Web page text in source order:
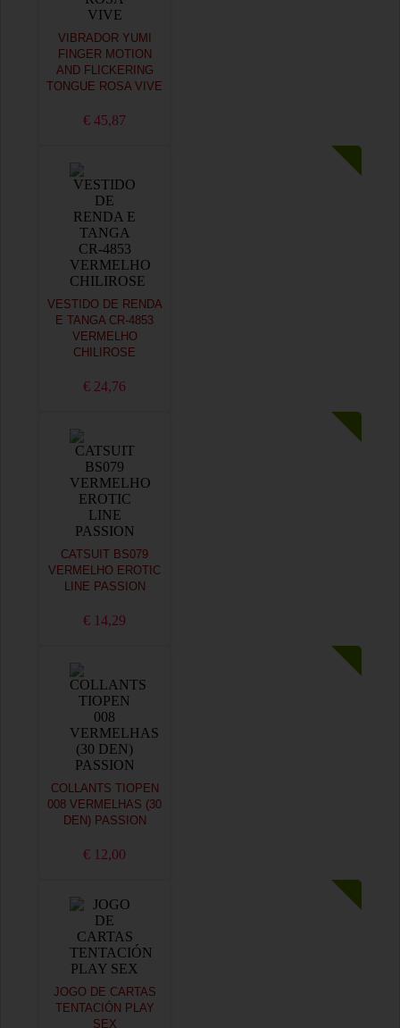
VIBRADOR YUMI
FINGER MOTION
AND FLICKERING
TONGUE ROSA VIVE
€ 45,87
VESTIDO DE RENDA
E TANGA CR-4853
VERMELHO
CHILIROSE
€ 24,76
CATSUIT BS079
VERMELHO EROTIC
LINE PASSION
€ 14,29
COLLANTS TIOPEN
008 VERMELHAS (30
DEN) PASSION
€ 12,00
JOGO DE CARTAS
TENTACIÓN PLAY
SEX